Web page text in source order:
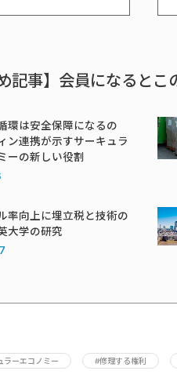
記事】会員になるとこ
環は安全保障になるの
ン連携が示すサーキュラ
ーの新しい役割
率向上に埋立税と技術の
大学の研究
ラーエコノミー #修理する権利